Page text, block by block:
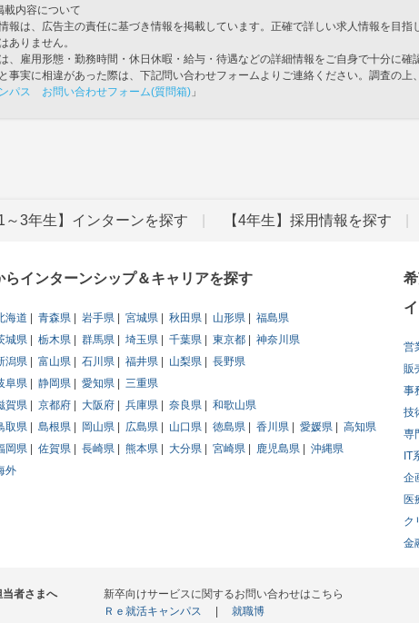
載内容について
報は、広告主の責任に基づき情報を掲載しています。正確で詳しい求人情報を目
ありません。
、雇用形態・勤務時間・休日休暇・給与・待遇などの詳細情報をご自身で十分に確
事実に相違があった際は、下記問い合わせフォームよりご連絡ください。調査の上
パス お問い合わせフォーム(質問箱) 」
1～3年生】インターンを探す 【4年生】採用情報を探す
らインターンシップ＆キャリアを探す
海道 青森県 岩手県 宮城県 秋田県 山形県
福島県
城県 栃木県 群馬県 埼玉県 千葉県 東京都
神奈川県
潟県 富山県 石川県 福井県 山梨県
長野県
阜県 静岡県 愛知県
三重県
賀県 京都府 大阪府 兵庫県 奈良県
和歌山県
取県 島根県 岡山県 広島県 山口県 徳島県 香川県 愛媛県
高知県
岡県 佐賀県 長崎県 熊本県 大分県 宮崎県 鹿児島県
沖縄県
外
営
販
事
技
専
IT
企
医
ク
金
者さまへ
新卒向けサービスに関するお問い合わせはこちら
Ｒｅ就活キャンパス
就職博